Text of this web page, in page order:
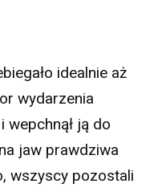
idealnie aż
wydarzenia
wepchnął ją do
jaw prawdziwa
wszyscy pozostali